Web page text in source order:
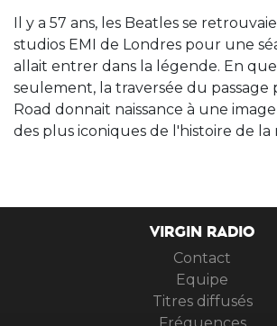
Il y a 57 ans, les Beatles se
studios EMI de Londres pour une
allait entrer dans la légende. En
seulement, la traversée du passage
Road donnait naissance à une
des plus iconiques de l'histoire de la
VIRGIN RADIO
Contact
Equipe
Titres diffusés
Fréquences